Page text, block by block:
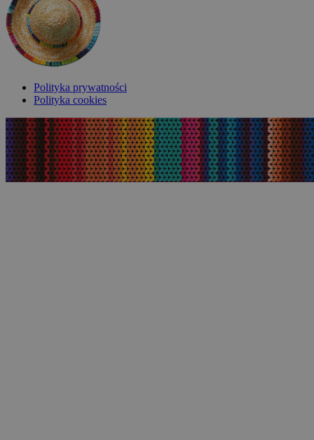
Polityka prywatności
Polityka cookies